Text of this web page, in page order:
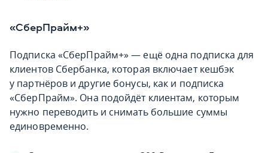
«СберПрайм+»
Подписка «СберПрайм+» — ещё одна подписка для
клиентов Сбербанка, которая включает кешбэк
у партнёров и другие бонусы, как и подписка
«СберПрайм». Она подойдёт клиентам, которым
нужно переводить и снимать большие суммы
единовременно.